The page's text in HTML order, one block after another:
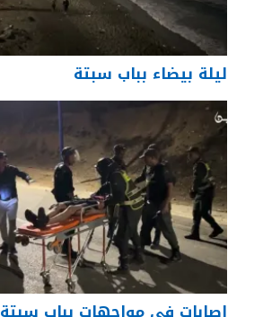
ليلة بيضاء بباب سبتة